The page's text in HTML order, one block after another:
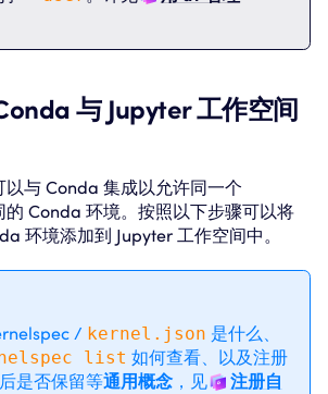
与 Jupyter 工作空间
以与 Conda 集成以允许同一个
Conda 环境。按照以下步骤可以将
环境添加到 Jupyter 工作空间中。
/ kernel.json 是什么、
list 如何查看、以及注册
是否保留等通用概念 ，见
注册自